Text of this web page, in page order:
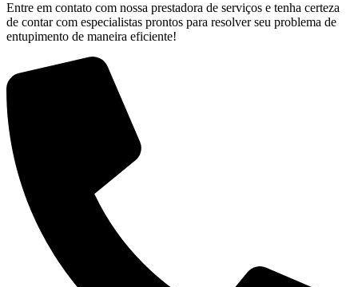
Entre em contato com nossa prestadora de serviços e tenha certeza
de contar com especialistas prontos para resolver seu problema de
entupimento de maneira eficiente!